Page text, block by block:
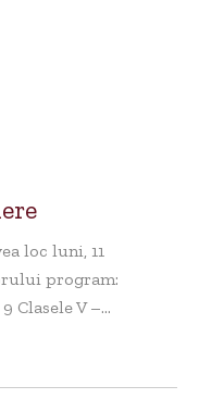
loc luni, 11
program:
Clasele V –...